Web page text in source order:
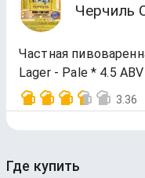
Черчиль
Частная
Lager - Pale * 4.5 ABV
3.36
Где купить